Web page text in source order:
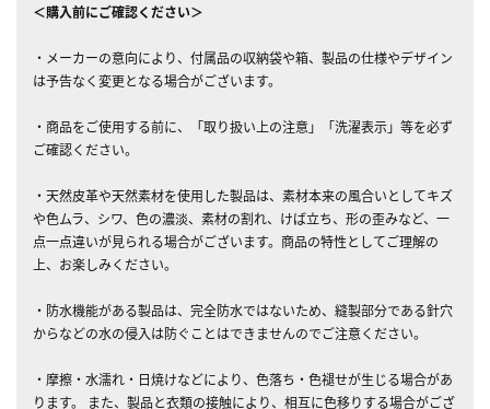
＜購入前にご確認ください＞
・メーカーの意向により、付属品の収納袋や箱、製品の仕様やデザイン
は予告なく変更となる場合がございます。
・商品をご使用する前に、「取り扱い上の注意」「洗濯表示」等を必ず
ご確認ください。
・天然皮革や天然素材を使用した製品は、素材本来の風合いとしてキズ
や色ムラ、シワ、色の濃淡、素材の割れ、けば立ち、形の歪みなど、一
点一点違いが見られる場合がございます。商品の特性としてご理解の
上、お楽しみください。
・防水機能がある製品は、完全防水ではないため、縫製部分である針穴
からなどの水の侵入は防ぐことはできませんのでご注意ください。
・摩擦・水濡れ・日焼けなどにより、色落ち・色褪せが生じる場合があ
ります。 また、製品と衣類の接触により、相互に色移りする場合がござ